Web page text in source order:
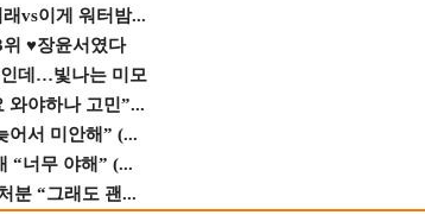
vs이게 워터밤...
위 ♥장윤서였다
데…빛나는 미모
와야하나 고민”...
어서 미안해” (...
“너무 야해” (...
분 “그래도 괜...